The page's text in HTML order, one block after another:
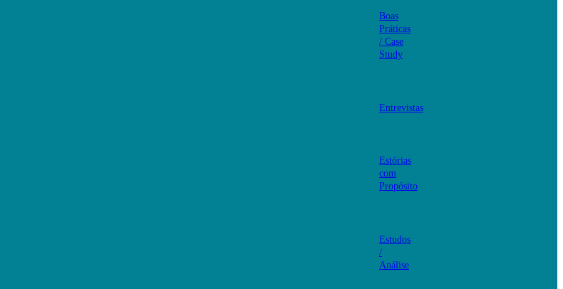
Boas
Práticas
/ Case
Study
Entrevistas
Estórias
com
Propósito
Estudos
/
Análise